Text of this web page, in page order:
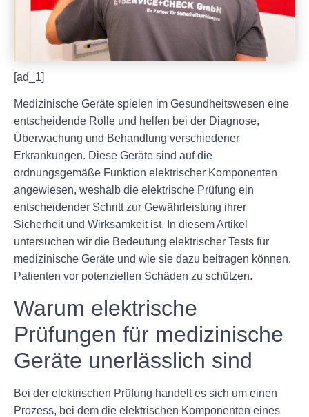
[ad_1]
Medizinische Geräte spielen im Gesundheitswesen eine
entscheidende Rolle und helfen bei der Diagnose,
Überwachung und Behandlung verschiedener
Erkrankungen. Diese Geräte sind auf die
ordnungsgemäße Funktion elektrischer Komponenten
angewiesen, weshalb die elektrische Prüfung ein
entscheidender Schritt zur Gewährleistung ihrer
Sicherheit und Wirksamkeit ist. In diesem Artikel
untersuchen wir die Bedeutung elektrischer Tests für
medizinische Geräte und wie sie dazu beitragen können,
Patienten vor potenziellen Schäden zu schützen.
Warum elektrische
Prüfungen für medizinische
Geräte unerlässlich sind
Bei der elektrischen Prüfung handelt es sich um einen
Prozess, bei dem die elektrischen Komponenten eines